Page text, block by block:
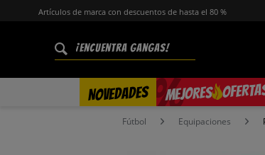
Artículos de marca con descuentos de hasta el 80 %
NOVEDADES MEJORES
%
Fútbol Equipaciones